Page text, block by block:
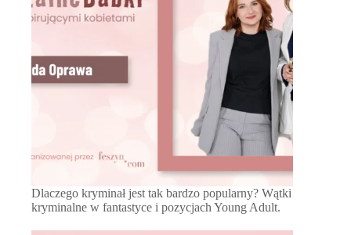
Dlaczego kryminał jest tak bardzo popularny? Wątki
kryminalne w fantastyce i pozycjach Young Adult.